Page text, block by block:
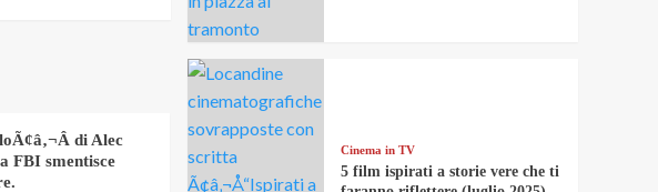
di Alec
FBI smentisce
Cinema in TV
5 film ispirati a storie vere che ti